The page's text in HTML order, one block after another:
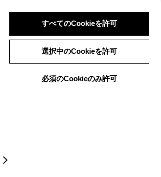
すべてのCookieを許可
選択中のCookieを許可
必須のCookieのみ許可
ログイン 検索 メニュー
メニュー